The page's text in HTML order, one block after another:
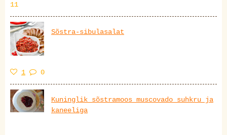
11
Sõstra-sibulasalat
1 0
Kuninglik sõstramoos muscovado suhkru ja
kaneeliga